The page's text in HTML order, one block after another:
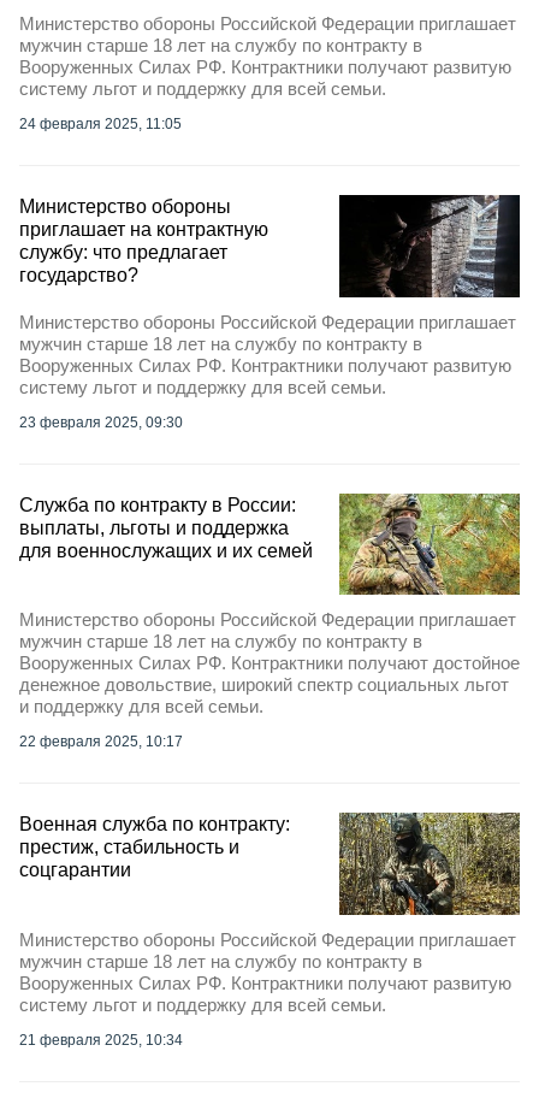
Министерство обороны Российской Федерации приглашает
мужчин старше 18 лет на службу по контракту в
Вооруженных Силах РФ. Контрактники получают развитую
систему льгот и поддержку для всей семьи.
24 февраля 2025, 11:05
Министерство обороны
приглашает на контрактную
службу: что предлагает
государство?
Министерство обороны Российской Федерации приглашает
мужчин старше 18 лет на службу по контракту в
Вооруженных Силах РФ. Контрактники получают развитую
систему льгот и поддержку для всей семьи.
23 февраля 2025, 09:30
Служба по контракту в России:
выплаты, льготы и поддержка
для военнослужащих и их семей
Министерство обороны Российской Федерации приглашает
мужчин старше 18 лет на службу по контракту в
Вооруженных Силах РФ. Контрактники получают достойное
денежное довольствие, широкий спектр социальных льгот
и поддержку для всей семьи.
22 февраля 2025, 10:17
Военная служба по контракту:
престиж, стабильность и
соцгарантии
Министерство обороны Российской Федерации приглашает
мужчин старше 18 лет на службу по контракту в
Вооруженных Силах РФ. Контрактники получают развитую
систему льгот и поддержку для всей семьи.
21 февраля 2025, 10:34